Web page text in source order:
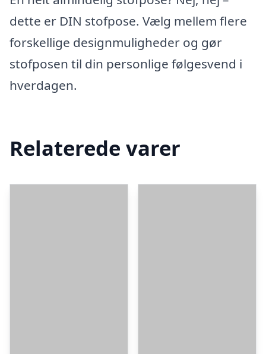
dette er DIN stofpose. Vælg mellem flere
forskellige designmuligheder og gør
stofposen til din personlige følgesvend i
hverdagen.
Relaterede varer